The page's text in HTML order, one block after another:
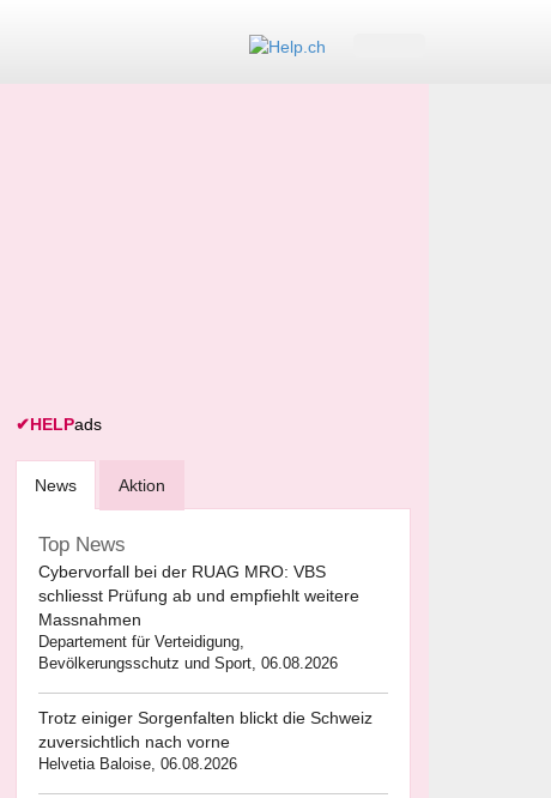
✔HELPads
News Aktion
Top News
Cybervorfall bei der RUAG MRO: VBS
schliesst Prüfung ab und empfiehlt weitere
Massnahmen
Departement für Verteidigung,
Bevölkerungsschutz und Sport, 06.08.2026
Trotz einiger Sorgenfalten blickt die Schweiz
zuversichtlich nach vorne
Helvetia Baloise, 06.08.2026